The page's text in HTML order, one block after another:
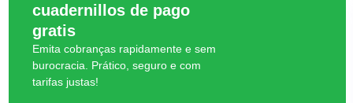
cuadernillos de pago
gratis
Emita cobranças rapidamente e sem
burocracia. Prático, seguro e com
tarifas justas!